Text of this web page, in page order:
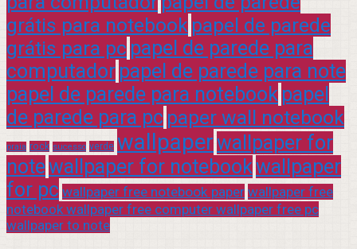
grátis para notebook papel de parede
grátis para pc papel de parede para
computador papel de parede para note
papel de parede para notebook papel
de parede para pc paper wall notebook
praia rock sucesso verde wallpaperwallpaper for
notewallpaper for notebookwallpaper
for pc wallpaper free notebook paper wallpaper free
notebook wallpaper free computer wallpaper free pc
wallpaper to note